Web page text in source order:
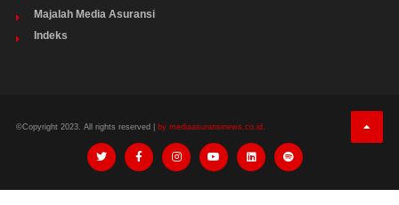
Majalah Media Asuransi
Indeks
©Copyright 2023. All rights reserved | by mediaasuransinews.co.id.